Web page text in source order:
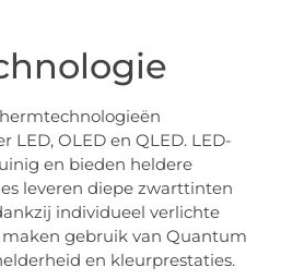
LED, OLED en QLED. LED-
en bieden heldere
leveren diepe zwarttinten
individueel verlichte
maken gebruik van Quantum
en kleurprestaties.